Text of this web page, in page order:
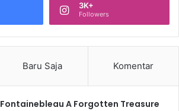
3K+
Followers
Baru Saja Komentar
Fontainebleau A Forgotten Treasure